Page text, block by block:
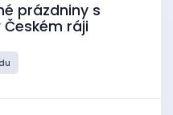
prázdniny s
ráji